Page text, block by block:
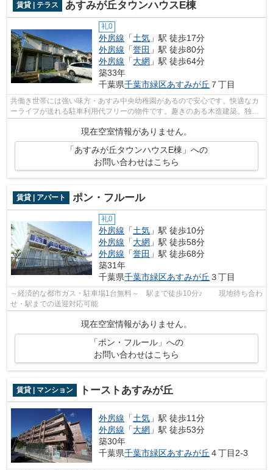
賃貸 | テラス あすみが丘タウンハウスE棟
礼0
外房線 「土気 」駅 徒歩17分
外房線 「誉田 」駅 徒歩80分
外房線 「大網 」駅 徒歩64分
築33年
千葉県千葉市緑区あすみが丘 ７丁目
共働き世帯には強い味方・あすみ中央幼稚園があるので安心です。快適なカ
ーライフが送れる駐車利用代フリーの物件です。趣きのある木造建築。独立
現在空室情報がありません。
「あすみが丘タウンハウスE棟」への
お問い合わせはこちら
賃貸 | アパート ポン・フルール
礼0
外房線 「土気 」駅 徒歩10分
外房線 「大網 」駅 徒歩58分
外房線 「誉田 」駅 徒歩68分
築31年
千葉県千葉市緑区あすみが丘 ３丁目
～経済的な都市ガス・駐車場1台無料～ 駅まで徒歩10分♪ 現地待ち合わ
せ・駅までの送迎対応可能
現在空室情報がありません。
「ポン・フルール」への
お問い合わせはこちら
賃貸 | マンション トーストあすみが丘
外房線 「土気 」駅 徒歩11分
外房線 「大網 」駅 徒歩53分
築30年
千葉県千葉市緑区あすみが丘 ４丁目2-3